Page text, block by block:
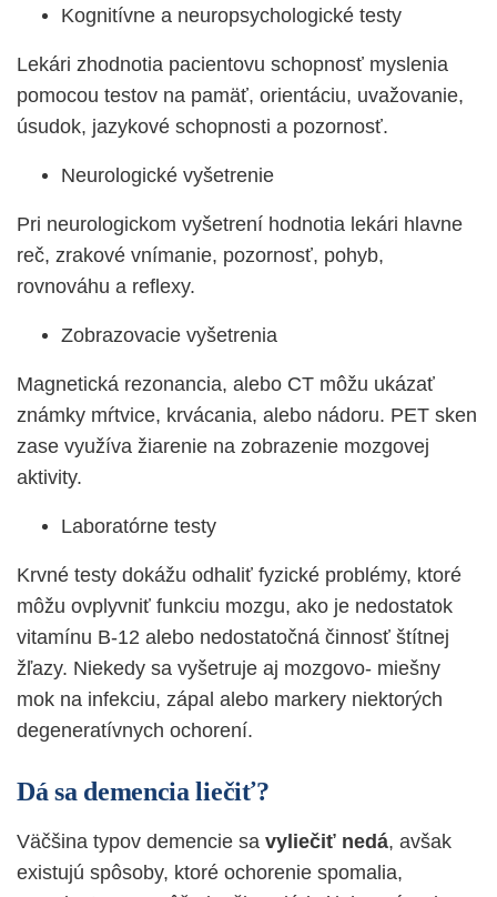
Kognitívne a neuropsychologické testy
Lekári zhodnotia pacientovu schopnosť myslenia
pomocou testov na pamäť, orientáciu, uvažovanie,
úsudok, jazykové schopnosti a pozornosť.
Neurologické vyšetrenie
Pri neurologickom vyšetrení hodnotia lekári hlavne
reč, zrakové vnímanie, pozornosť, pohyb,
rovnováhu a reflexy.
Zobrazovacie vyšetrenia
Magnetická rezonancia, alebo CT môžu ukázať
známky mŕtvice, krvácania, alebo nádoru. PET sken
zase využíva žiarenie na zobrazenie mozgovej
aktivity.
Laboratórne testy
Krvné testy dokážu odhaliť fyzické problémy, ktoré
môžu ovplyvniť funkciu mozgu, ako je nedostatok
vitamínu B-12 alebo nedostatočná činnosť štítnej
žľazy. Niekedy sa vyšetruje aj mozgovo- miešny
mok na infekciu, zápal alebo markery niektorých
degeneratívnych ochorení.
Dá sa demencia liečiť?
Väčšina typov demencie sa vyliečiť nedá, avšak
existujú spôsoby, ktoré ochorenie spomalia,